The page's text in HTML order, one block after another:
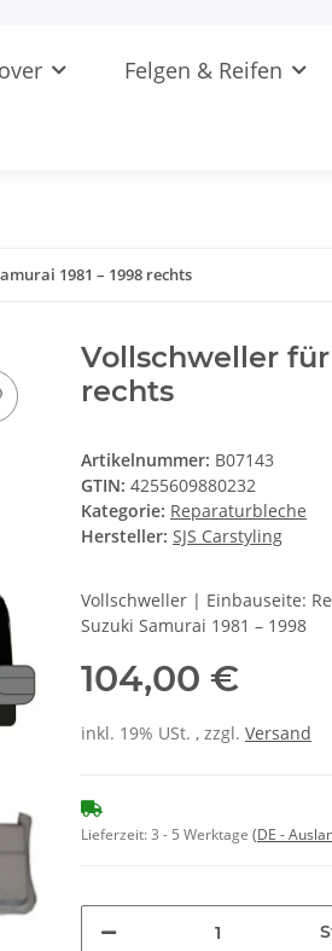
Felgen & Reifen
1981 – 1998 rechts
Vollschweller für
rechts
Artikelnummer: B07143
GTIN: 4255609880232
Kategorie: Reparaturbleche
Hersteller: SJS Carstyling
Vollschweller | Einbauseite:
Suzuki Samurai 1981 – 1998
104,00 €
inkl. 19% USt. , zzgl. Versand
Lieferzeit:3 - 5 Werktage (DE -